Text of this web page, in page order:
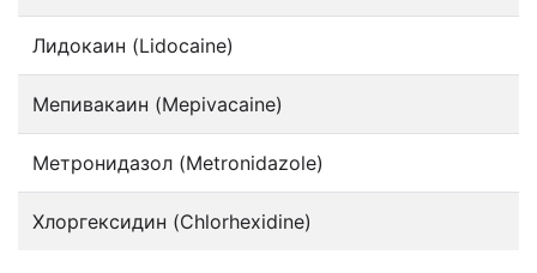
Лидокаин (Lidocaine)
Мепивакаин (Mepivacaine)
Метронидазол (Metronidazole)
Хлоргексидин (Chlorhexidine)